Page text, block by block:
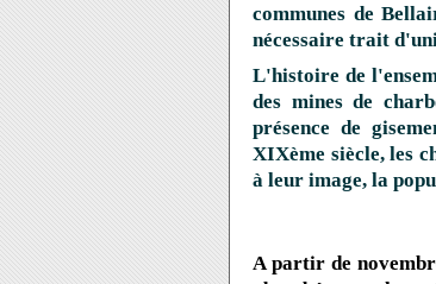
communes de
nécessaire trait
L'histoire de
des mines de
présence de
XIXème siècle, les
à leur image, la
A partir de